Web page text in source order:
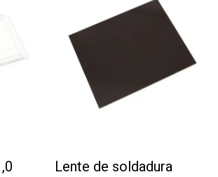
Lente de soldadura